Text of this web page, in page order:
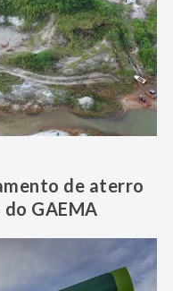
de aterro
GAEMA